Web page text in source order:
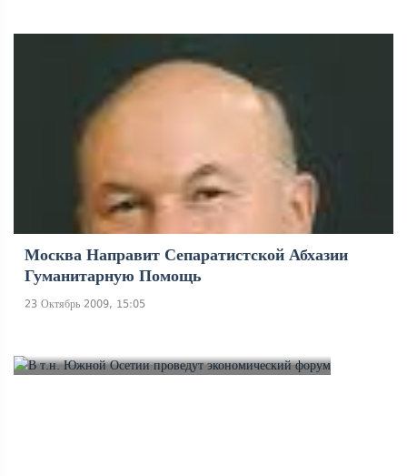
Москва Направит Сепаратистской Абхазии
Гуманитарную Помощь
23 Октябрь 2009, 15:05